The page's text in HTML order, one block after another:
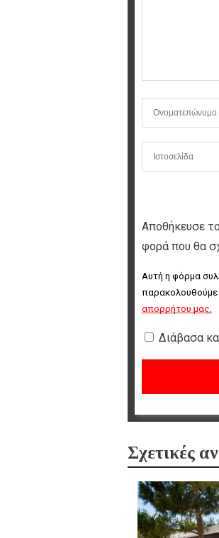
Αποθήκευσε
φορά που θα
Αυτή η φόρμα
παρακολουθούμε
απορρήτου μας.
Διάβασα
Σχετικές